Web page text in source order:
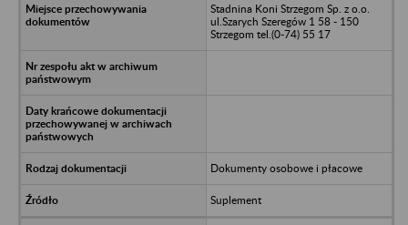
Stadnina Koni Strzegom Sp. z o.o.
ul.Szarych Szeregów 1 58 - 150
Strzegom tel.(0-74) 55 17
Dokumenty osobowe i płacowe
Suplement